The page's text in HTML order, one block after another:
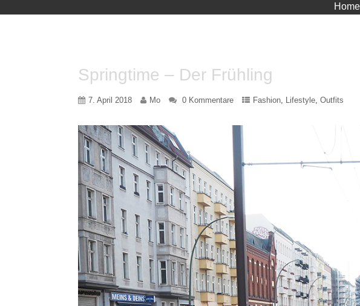
Home
Springtime – Der Frühling
7. April 2018 Mo 0 Kommentare Fashion, Lifestyle,Outfits